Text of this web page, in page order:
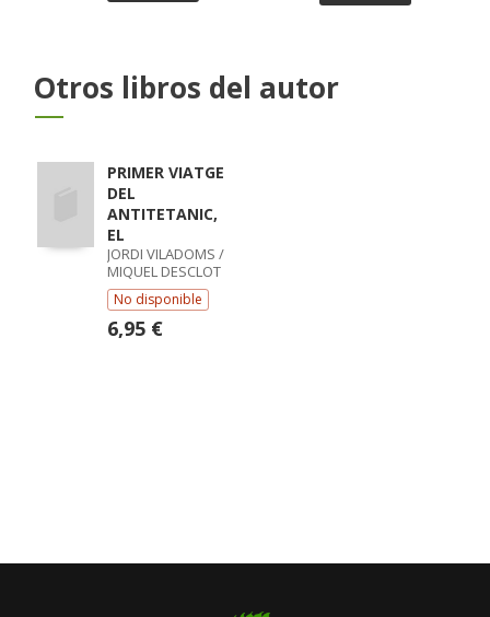
Otros libros del autor
PRIMER VIATGE
DEL
ANTITETANIC,
EL
JORDI VILADOMS /
MIQUEL DESCLOT
No disponible
6,95 €